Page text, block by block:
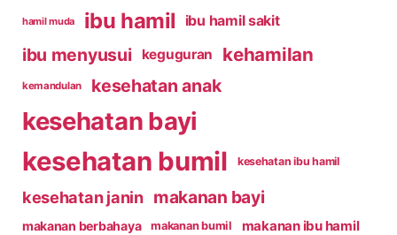
hamil muda ibu hamil ibu hamil sakit
ibu menyusui keguguran kehamilan
kemandulan kesehatan anak
kesehatan bayi
kesehatan bumil kesehatan ibu hamil
kesehatan janin makanan bayi
makanan berbahaya makanan bumil makanan ibu hamil